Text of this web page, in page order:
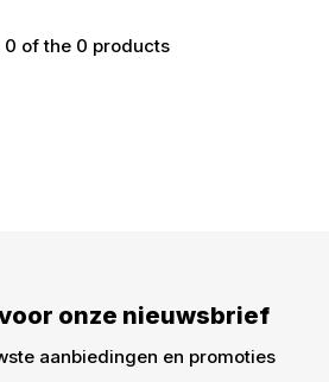
Meld je aan voor
€5,- korting op je
dingen -> nieuwe
0 of the 0 products
onze nieuwsbrief
aanbiedingen en promoties